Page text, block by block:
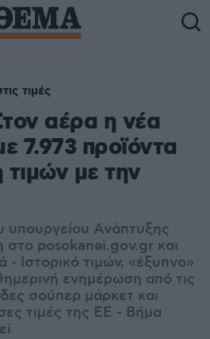
τιμές
αέρα η νέα
7.973 προϊόντα
τιμών με την
υπουργείου Ανάπτυξης
στο posokanei.gov.gr και
- Ιστορικό τιμών, «έξυπνο»
ενημέρωση από τις
σούπερ μάρκετ και
τιμές της ΕΕ - Βήμα